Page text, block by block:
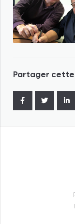
Partager
Federaly
Federaly